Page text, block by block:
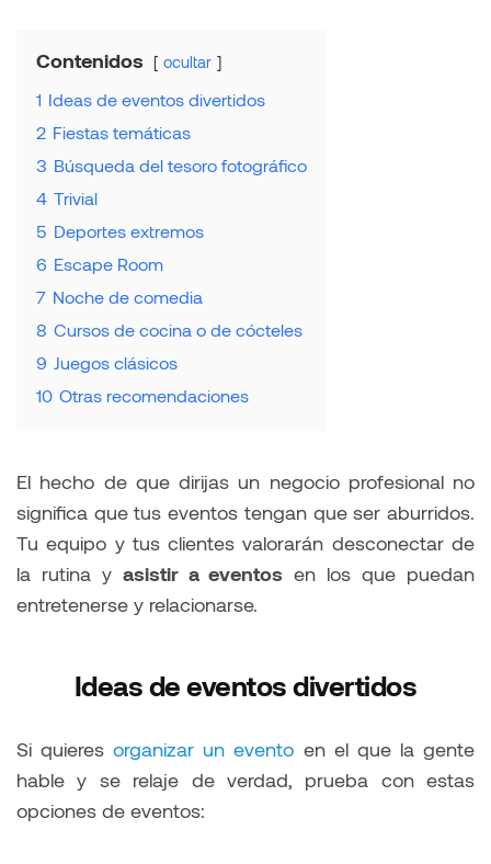
Contenidos ocultar
1 Ideas de eventos divertidos
2 Fiestas temáticas
3 Búsqueda del tesoro fotográfico
4 Trivial
5 Deportes extremos
6 Escape Room
7 Noche de comedia
8 Cursos de cocina o de cócteles
9 Juegos clásicos
10 Otras recomendaciones
El hecho de que dirijas un negocio profesional no
significa que tus eventos tengan que ser aburridos.
Tu equipo y tus clientes valorarán desconectar de
la rutina y asistir a eventos en los que puedan
entretenerse y relacionarse.
Ideas de eventos divertidos
Si quieresorganizar un evento en el que la gente
hable y se relaje de verdad, prueba con estas
opciones de eventos: